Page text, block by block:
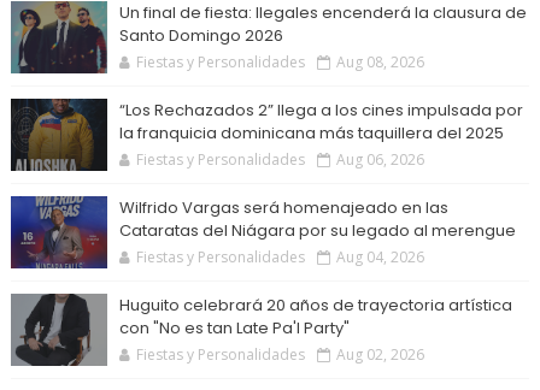
Un final de fiesta: Ilegales encenderá la clausura de
Santo Domingo 2026
Fiestas y Personalidades Aug 08, 2026
“Los Rechazados 2” llega a los cines impulsada por
la franquicia dominicana más taquillera del 2025
Fiestas y Personalidades Aug 06, 2026
Wilfrido Vargas será homenajeado en las
Cataratas del Niágara por su legado al merengue
Fiestas y Personalidades Aug 04, 2026
Huguito celebrará 20 años de trayectoria artística
con "No es tan Late Pa'l Party"
Fiestas y Personalidades Aug 02, 2026